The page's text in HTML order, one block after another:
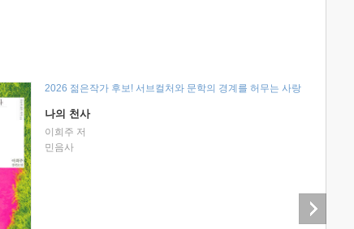
2026 젊은작가 후보! 서브컬처와 문학의 경계를 허무는 사랑
나의 천사
이희주 저
민음사